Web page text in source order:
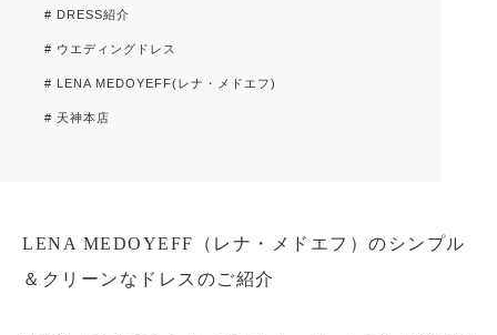
# DRESS紹介
# ウエディングドレス
# LENA MEDOYEFF(レナ・メドエフ)
# 天神本店
LENA MEDOYEFF（レナ・メドエフ）のシンプル
＆クリーンなドレスのご紹介